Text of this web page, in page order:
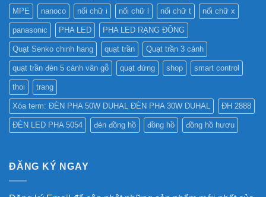
MPE nanoco nối chữ i nối chữ l nối chữ t nối chữ x
panasonic PHA LED PHA LED RẠNG ĐÔNG
Quạt Senko chinh hang quạt trần Quạt trần 3 cánh
quạt trần đèn 5 cánh vân gỗ quạt đứng shop smart control
thoi trang
Xóa term: ĐÈN PHA 50W DUHAL ĐÈN PHA 30W DUHAL ĐH 2888
ĐÈN LED PHA 5054 đèn đồng hồ đồng hồ đồng hồ hươu
ĐĂNG KÝ NGAY